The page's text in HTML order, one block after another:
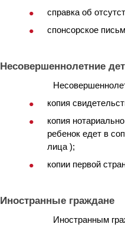
справка об
спонсорское
Несовершеннолетние
копия
копия
ребенок едет в
лица );
копии первой
Иностранные граждане
Иностранным